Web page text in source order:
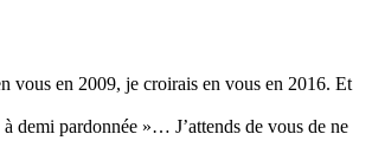
vous en 2009, je croirais en vous en 2016. Et
demi pardonnée »… J’attends de vous de ne